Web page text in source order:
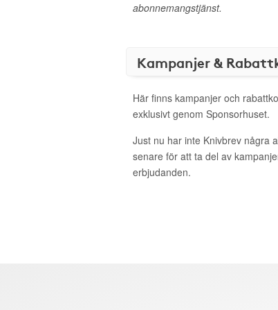
abonnemangstjänst.
Kampanjer &
Här finns kampanjer och
exklusivt genom Sponsorhuset.
Just nu har inte Knivbrev några
senare för att ta del av
erbjudanden.